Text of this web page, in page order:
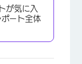
が気に入
ポート全体